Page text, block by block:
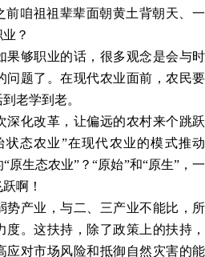
前咱祖祖辈辈面朝黄土背朝天、一
？
够职业的话，很多观念是会与时
问题了。在现代农业面前，农民要
老学到老。
化改革，让偏远的农村来个跳跃
态农业”在现代农业的模式推动
原生态农业”？“原始”和“原生”，一
啊！
产业，与二、三产业不能比，所
度。这扶持，除了政策上的扶持，
对市场风险和抵御自然灾害的能